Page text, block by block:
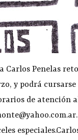
Carlos Penelas
y podrá
de atención